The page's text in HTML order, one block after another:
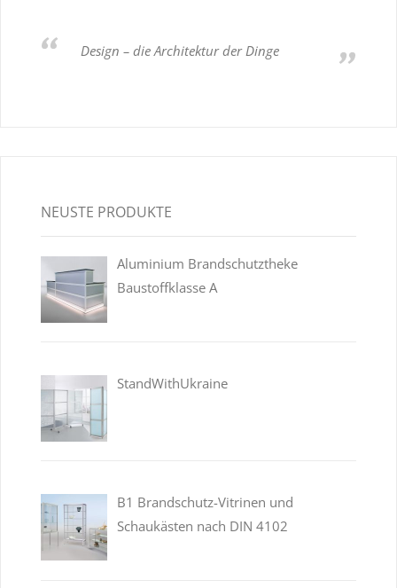
Design – die Architektur der Dinge
NEUSTE PRODUKTE
Aluminium Brandschutztheke
Baustoffklasse A
StandWithUkraine
B1 Brandschutz-Vitrinen und
Schaukästen nach DIN 4102